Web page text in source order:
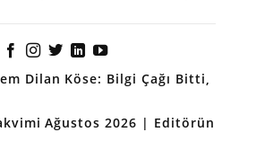
Dilan Köse: Bilgi Çağı Bitti,
Ağustos 2026 | Editörün